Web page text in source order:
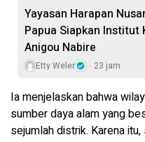
Yayasan Harapan
Papua Siapkan Institut
Anigou Nabire
Etty Weler 23 jam
Ia menjelaskan bahwa
sumber daya alam yang
sejumlah distrik. Karena